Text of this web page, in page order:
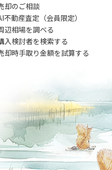
却のご相談
不動産査定（会員限定）
辺相場を調べる
入検討者を検索する
却時手取り金額を試算する